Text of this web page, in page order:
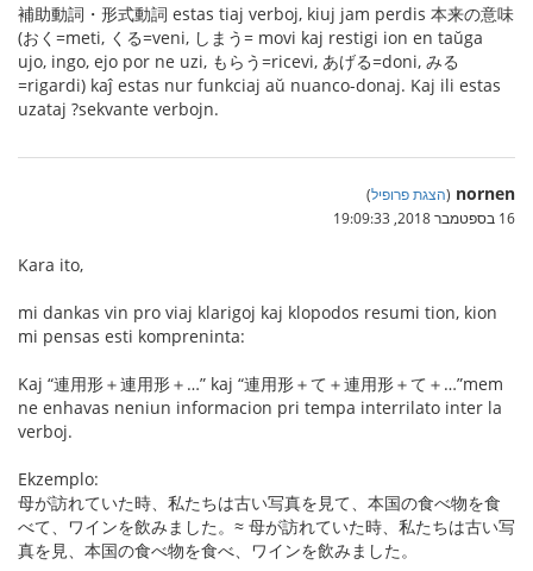
補助動詞・形式動詞 estas tiaj verboj, kiuj jam perdis 本来の意味
(おく=meti, くる=veni, しまう= movi kaj restigi ion en taŭga
ujo, ingo, ejo por ne uzi, もらう=ricevi, あげる=doni, みる
=rigardi) kaĵ estas nur funkciaj aŭ nuanco-donaj. Kaj ili estas
uzataj ?sekvante verbojn.
nornen
(הצגת פרופיל)
16 בספטמבר 2018, 19:09:33
Kara ito,
mi dankas vin pro viaj klarigoj kaj klopodos resumi tion, kion
mi pensas esti kompreninta:
Kaj “連用形＋連用形＋…” kaj “連用形＋て＋連用形＋て＋…”mem
ne enhavas neniun informacion pri tempa interrilato inter la
verboj.
Ekzemplo:
母が訪れていた時、私たちは古い写真を見て、本国の食べ物を食
べて、ワインを飲みました。≈ 母が訪れていた時、私たちは古い写
真を見、本国の食べ物を食べ、ワインを飲みました。